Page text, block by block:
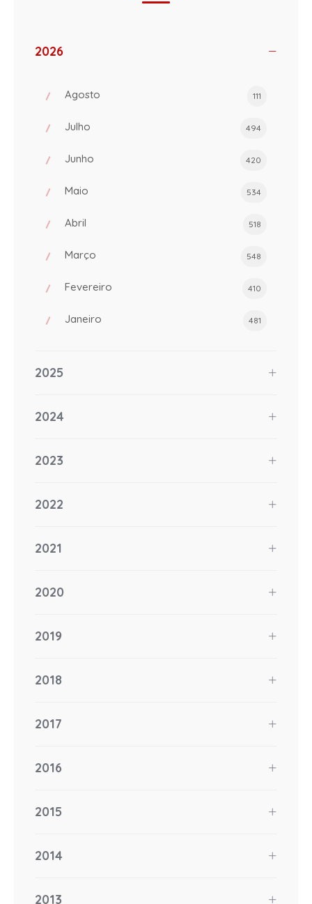
2026
Agosto 111
Julho 494
Junho 420
Maio 534
Abril 518
Março 548
Fevereiro 410
Janeiro 481
2025
2024
2023
2022
2021
2020
2019
2018
2017
2016
2015
2014
2013